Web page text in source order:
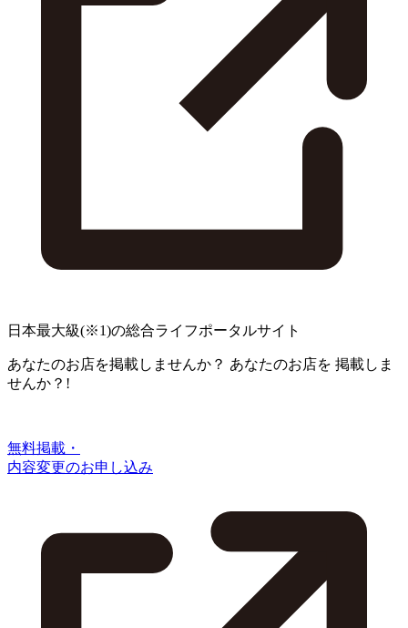
日本最大級(※1)の総合ライフポータルサイト
あなたのお店を掲載しませんか？ あなたのお店を 掲載しま
せんか？!
無料掲載・
内容変更のお申し込み